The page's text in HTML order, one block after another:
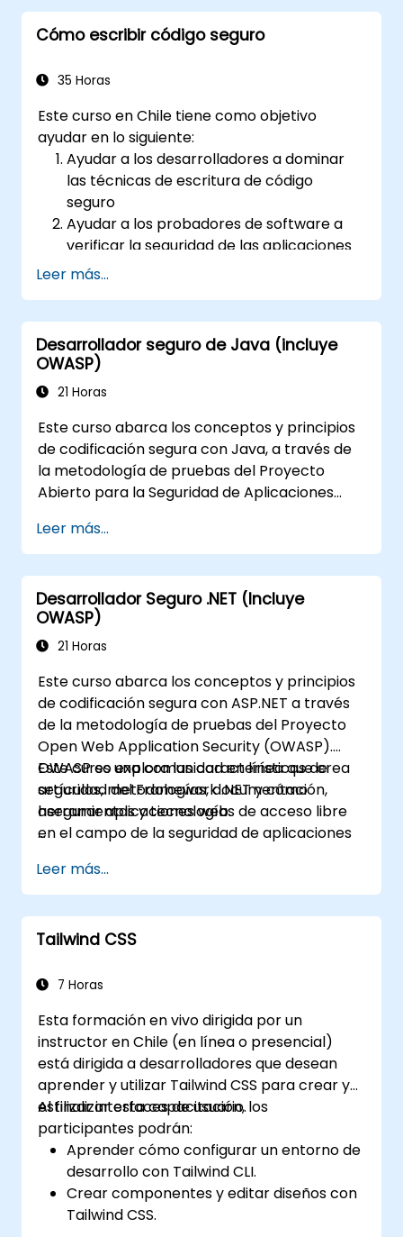
seguridad para proteger las aplicaciones
web contra riesgos y ataques.
documentar los hallazgos y resultados de
Cómo escribir código seguro
35 Horas
Este curso en Chile tiene como objetivo
ayudar en lo siguiente:
Ayudar a los desarrolladores a dominar
las técnicas de escritura de código
seguro
Ayudar a los probadores de software a
verificar la seguridad de las aplicaciones
antes de publicarlas en el entorno de
comprender los riesgos asociados con las
aplicaciones
Ayudar a los líderes de equipo a
establecer las líneas base de seguridad
para los desarrolladores
Ayudar a los administradores web a
configurar los servidores para evitar
configuraciones incorrectas
Leer más...
Desarrollador seguro de Java (incluye
OWASP)
21 Horas
Este curso abarca los conceptos y principios
de codificación segura con Java, a través de
la metodología de pruebas del Proyecto
Abierto para la Seguridad de Aplicaciones
Security Project es una comunidad en línea
que crea artículos, metodologías,
documentación, herramientas y tecnologías
de libre disponibilidad en el campo de la
seguridad de aplicaciones web.
Leer más...
Desarrollador Seguro .NET (Incluye
OWASP)
21 Horas
Este curso abarca los conceptos y principios
de codificación segura con ASP.NET a través
de la metodología de pruebas del Proyecto
Open Web Application Security (OWASP).
OWASP es una comunidad en línea que crea
artículos, metodologías, documentación,
herramientas y tecnologías de acceso libre
en el campo de la seguridad de aplicaciones
Este curso explora las características de
seguridad del Framework .NET y cómo
asegurar aplicaciones web.
Leer más...
Tailwind CSS
7 Horas
Esta formación en vivo dirigida por un
instructor en Chile (en línea o presencial)
está dirigida a desarrolladores que desean
aprender y utilizar Tailwind CSS para crear y
estilizar interfaces de usuario.
Al finalizar esta capacitación, los
participantes podrán:
Aprender cómo configurar un entorno de
desarrollo con Tailwind CLI.
Crear componentes y editar diseños con
Tailwind CSS.